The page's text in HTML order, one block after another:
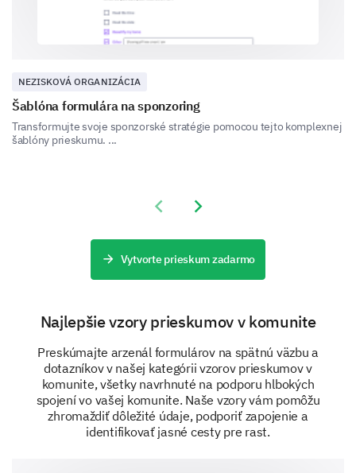
More variety in activities
More qualified instructors
Better facilities
More convenient schedule
Other (Please specify in the text box below)
Could you elaborate on why you chose the
above areas for improvement?
General Suggestions
Do you have any other feedback or suggestions
that you would like to share about the youth
program?
NEZISKOVÁ ORGANIZÁCIA
Šablóna formulára na sponzoring
Transformujte svoje sponzorské stratégie pomocou tejto komplexnej
šablóny prieskumu. ...
Previous slide
Next slide
Vytvorte prieskum zadarmo
Najlepšie vzory prieskumov v komunite
Preskúmajte arzenál formulárov na spätnú väzbu a
dotazníkov v našej kategórii vzorov prieskumov v
komunite, všetky navrhnuté na podporu hlbokých
spojení vo vašej komunite. Naše vzory vám pomôžu
zhromaždiť dôležité údaje, podporiť zapojenie a
identifikovať jasné cesty pre rast.